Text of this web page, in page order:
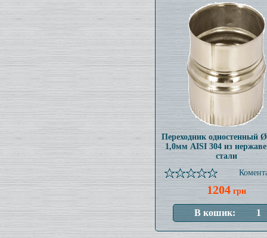
Переходник одностенный
1,0мм AISI 304 из
стали
1204 грн